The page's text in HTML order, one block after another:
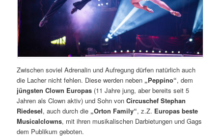
Zwischen soviel Adrenalin und Aufregung dürfen natürlich auch
die Lacher nicht fehlen. Diese werden neben „Peppino“, dem
jüngsten Clown Europas (11 Jahre jung, aber bereits seit 5
Jahren als Clown aktiv) und Sohn vonCircuschef Stephan
Riedesel, auch durch die „Orton Family“, z.Z. Europas beste
Musicalclowns, mit ihren musikalischen Darbietungen und Gags
dem Publikum geboten.